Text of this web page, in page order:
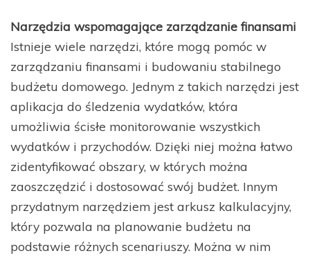
Narzędzia wspomagające zarządzanie finansami
Istnieje wiele narzędzi, które mogą pomóc w
zarządzaniu finansami i budowaniu stabilnego
budżetu domowego. Jednym z takich narzędzi jest
aplikacja do śledzenia wydatków, która
umożliwia ścisłe monitorowanie wszystkich
wydatków i przychodów. Dzięki niej można łatwo
zidentyfikować obszary, w których można
zaoszczędzić i dostosować swój budżet. Innym
przydatnym narzędziem jest arkusz kalkulacyjny,
który pozwala na planowanie budżetu na
podstawie różnych scenariuszy. Można w nim